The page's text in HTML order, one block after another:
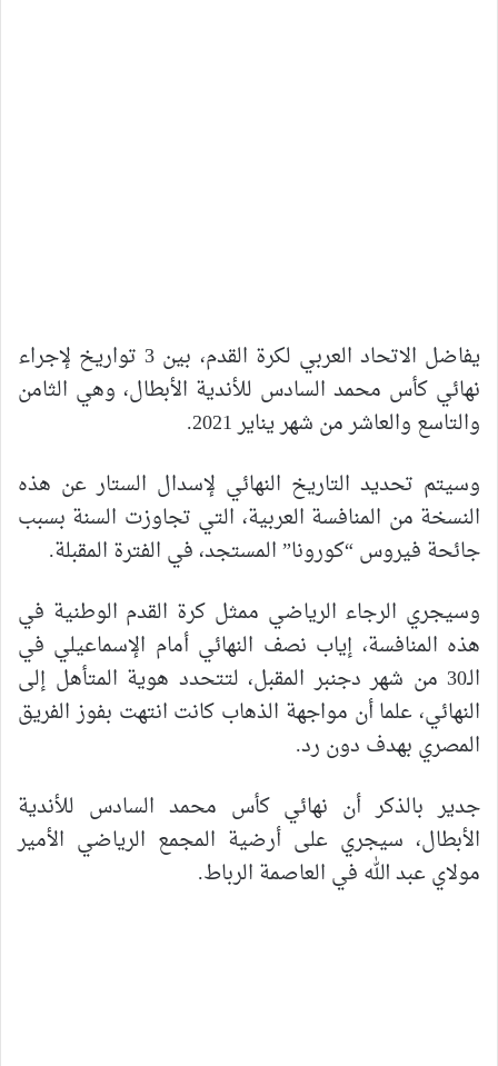
يفاضل الاتحاد العربي لكرة القدم، بين 3 تواريخ لإجراء
نهائي كأس محمد السادس للأندية الأبطال، وهي الثامن
والتاسع والعاشر من شهر يناير 2021.
وسيتم تحديد التاريخ النهائي لإسدال الستار عن هذه
النسخة من المنافسة العربية، التي تجاوزت السنة بسبب
جائحة فيروس “كورونا” المستجد، في الفترة المقبلة.
وسيجري الرجاء الرياضي ممثل كرة القدم الوطنية في
هذه المنافسة، إياب نصف النهائي أمام الإسماعيلي في
الـ30 من شهر دجنبر المقبل، لتتحدد هوية المتأهل إلى
النهائي، علما أن مواجهة الذهاب كانت انتهت بفوز الفريق
المصري بهدف دون رد.
جدير بالذكر أن نهائي كأس محمد السادس للأندية
الأبطال، سيجري على أرضية المجمع الرياضي الأمير
مولاي عبد الله في العاصمة الرباط.